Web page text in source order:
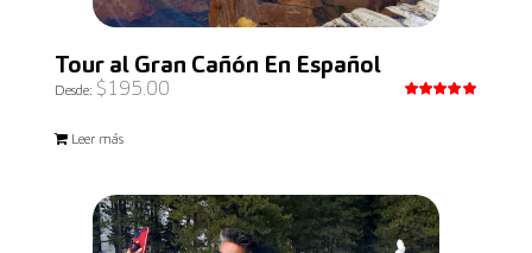
Tour al Gran Cañón En Español
Desde: $195.00
Leer más